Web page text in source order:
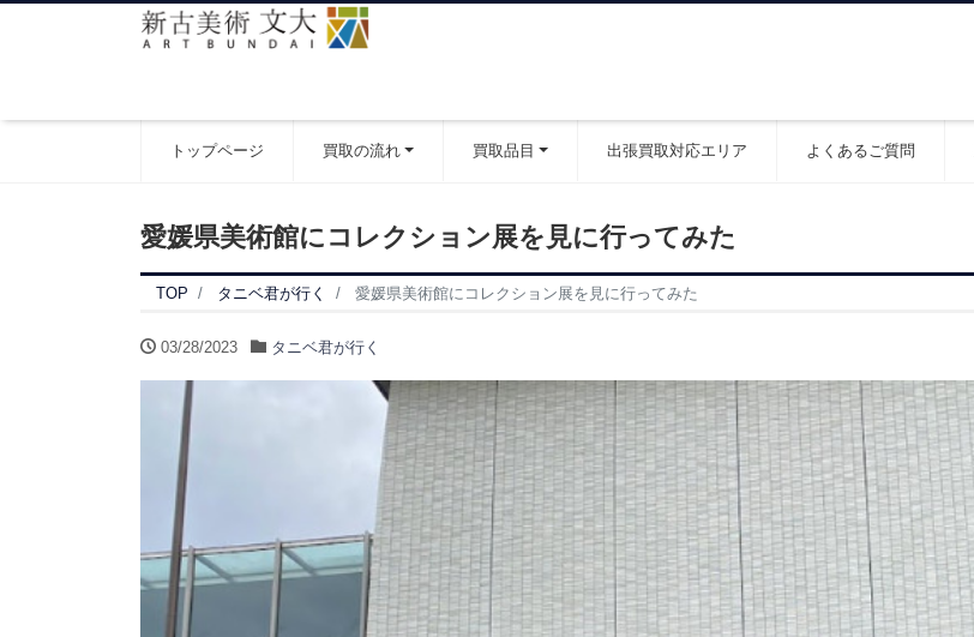
トップページ 買取の流れ 買取品目 出張買取対応エリア よくあるご質問
愛媛県美術館にコレクション展を見に行ってみた
TOP タニベ君が行く 愛媛県美術館にコレクション展を見に行ってみた
03/28/2023 タニベ君が行く